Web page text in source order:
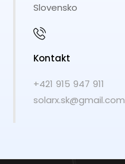
Slovensko
Kontakt
+421 915 947 911
solarx.sk@gmail.com